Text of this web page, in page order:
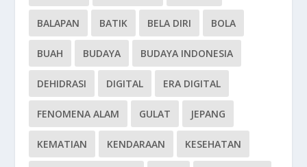
BALAPAN BATIK BELA DIRI BOLA
BUAH BUDAYA BUDAYA INDONESIA
DEHIDRASI DIGITAL ERA DIGITAL
FENOMENA ALAM GULAT JEPANG
KEMATIAN KENDARAAN KESEHATAN